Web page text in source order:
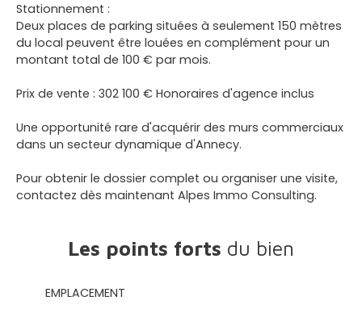
Stationnement :
Deux places de parking situées à seulement 150 mètres
du local peuvent être louées en complément pour un
montant total de 100 € par mois.
Prix de vente : 302 100 € Honoraires d'agence inclus
Une opportunité rare d'acquérir des murs commerciaux
dans un secteur dynamique d'Annecy.
Pour obtenir le dossier complet ou organiser une visite,
contactez dès maintenant Alpes Immo Consulting.
Les points forts du bien
EMPLACEMENT